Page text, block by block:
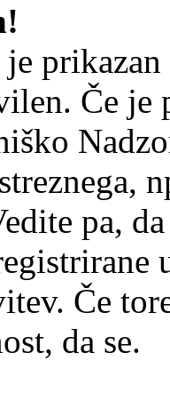
prikazan
Če
pa,
Če
da se.